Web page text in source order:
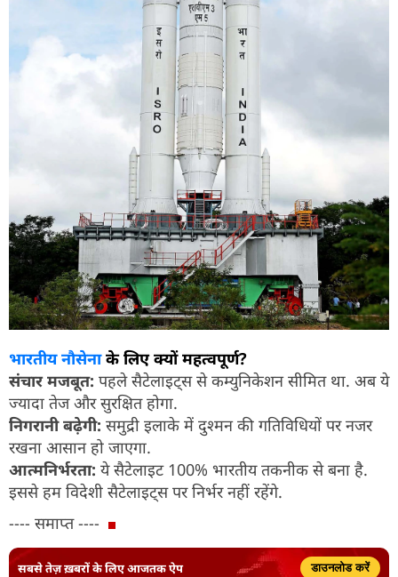
भारतीय नौसेनाके लिए क्यों महत्वपूर्ण?
संचार मजबूत: पहले सैटेलाइट्स से कम्युनिकेशन सीमित था. अब ये
ज्यादा तेज और सुरक्षित होगा.
निगरानी बढ़ेगी: समुद्री इलाके में दुश्मन की गतिविधियों पर नजर
रखना आसान हो जाएगा.
आत्मनिर्भरता: ये सैटेलाइट 100% भारतीय तकनीक से बना है.
इससे हम विदेशी सैटेलाइट्स पर निर्भर नहीं रहेंगे.
---- समाप्त ----
सबसे तेज़ ख़बरों के लिए आजतक ऐप डाउनलोड करें